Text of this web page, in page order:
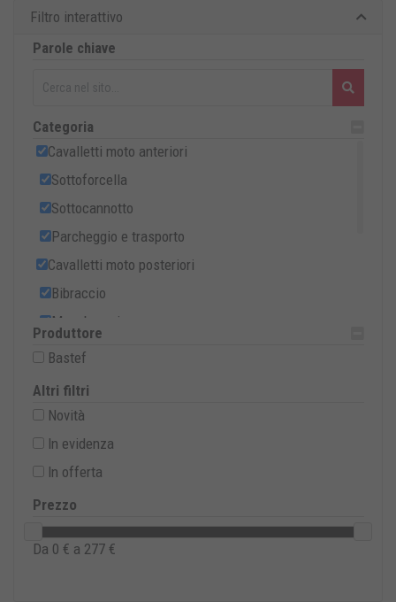
Filtro interattivo
Parole chiave
Categoria
Cavalletti moto anteriori
Sottoforcella
Sottocannotto
Parcheggio e trasporto
Cavalletti moto posteriori
Bibraccio
Monobraccio
Cavalletti cross, trial e motard
Accessori per cavalletti
Offerte speciali
2 CAVALLETTI PER SCATOLA
Produttore
Bastef
Altri filtri
Novità
In evidenza
In offerta
Prezzo
Da 0 € a 277€